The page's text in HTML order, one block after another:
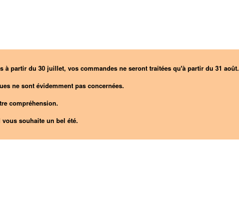
à partir du 30 juillet, vos commandes ne seront traitées qu'à partir du 31 août.
ne sont évidemment pas concernées.
compréhension.
souhaite un bel été.